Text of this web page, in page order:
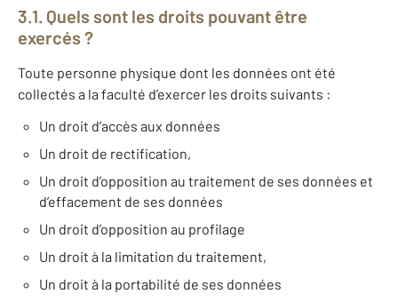
3.1. Quels sont les droits pouvant être
exercés ?
Toute personne physique dont les données ont été
collectés a la faculté d’exercer les droits suivants :
Un droit d’accès aux données
Un droit de rectification,
Un droit d’opposition au traitement de ses données et
d’effacement de ses données
Un droit d’opposition au profilage
Un droit à la limitation du traitement,
Un droit à la portabilité de ses données